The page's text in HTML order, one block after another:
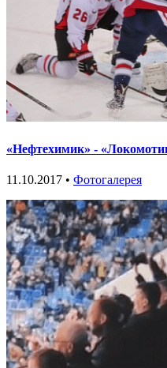
«Нефтехимик» -
11.10.2017 • Фотогалерея